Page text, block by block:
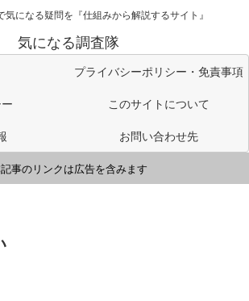
気になる疑問を『仕組みから解説するサイト』
気になる調査隊
プライバシーポリシー・免責事項
このサイトについて
お問い合わせ先
事のリンクは広告を含みます